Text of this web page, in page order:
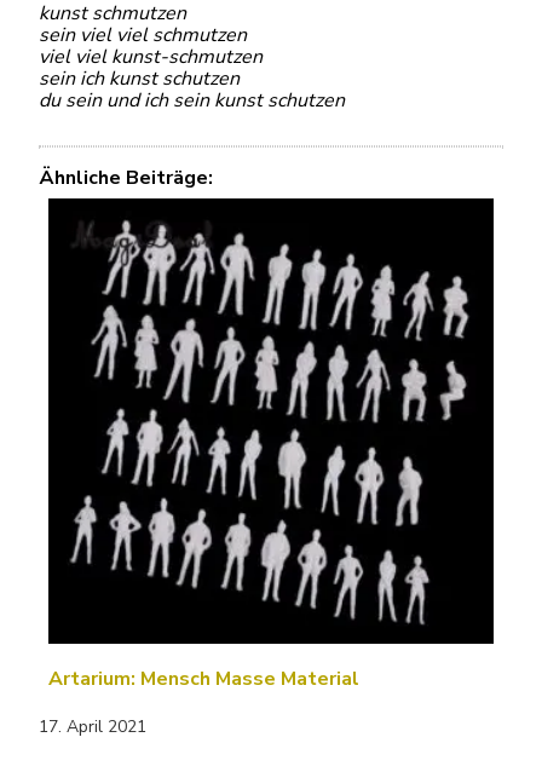
kunst schmutzen
sein viel viel schmutzen
viel viel kunst-schmutzen
sein ich kunst schutzen
du sein und ich sein kunst schutzen
Ähnliche Beiträge:
Artarium: Mensch Masse Material
17. April 2021